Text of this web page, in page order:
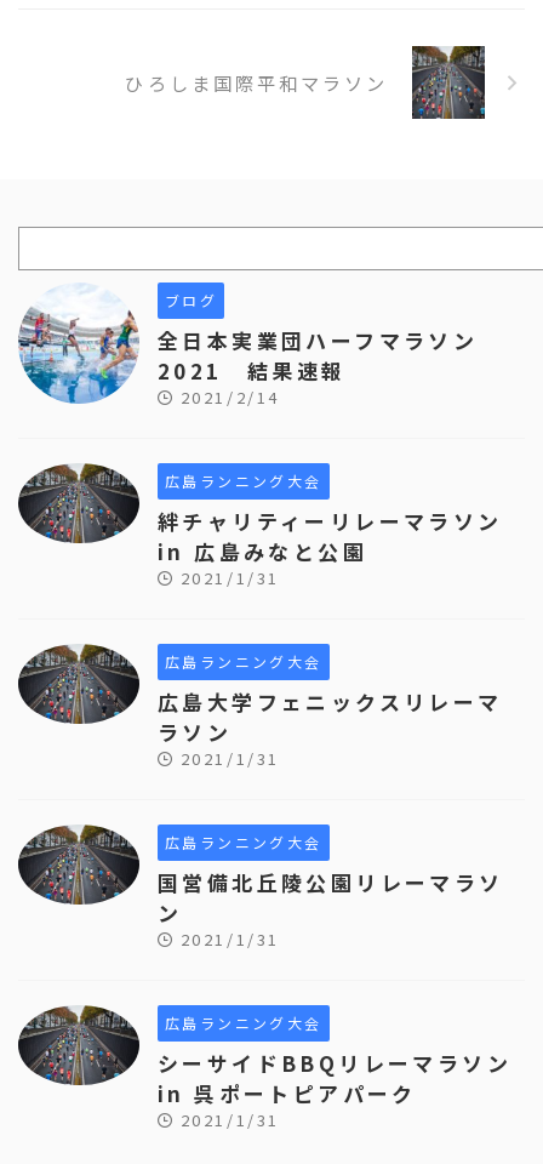
ひろしま国際平和マラソン
ブログ
全日本実業団ハーフマラソン
2021 結果速報
2021/2/14
広島ランニング大会
絆チャリティーリレーマラソン
in 広島みなと公園
2021/1/31
広島ランニング大会
広島大学フェニックスリレーマ
ラソン
2021/1/31
広島ランニング大会
国営備北丘陵公園リレーマラソ
ン
2021/1/31
広島ランニング大会
シーサイドBBQリレーマラソン
in 呉ポートピアパーク
2021/1/31